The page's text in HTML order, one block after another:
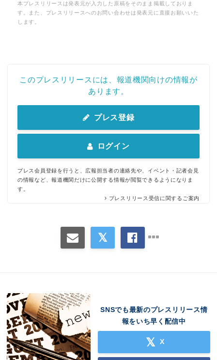
本プレスリリースは発表元が入力した原稿をそのまま掲載しておりま
す。また、プレスリリースへのお問い合わせは発表元に直接お願いいた
します。
このプレスリリースには、報道機関向けの情報が
あります。
プレス登録
ログイン
プレス会員登録を行うと、広報担当者の連絡先や、イベント・記者会見
の情報など、報道機関だけに公開する情報が閲覧できるようになりま
す。
プレスリリース受信に関するご案内
SNSでも最新のプレスリリース情
報をいち早く配信中
X